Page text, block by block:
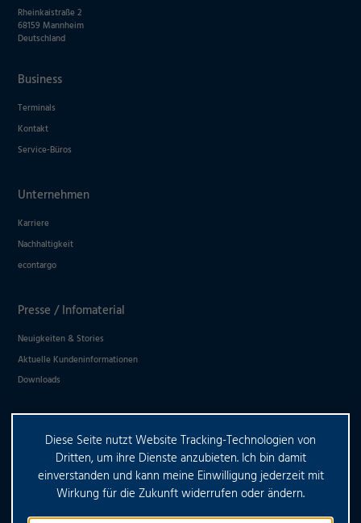
Rheinkaistraße 2
68159 Mannheim
Deutschland
Business
Terminals
Kontakt
Service-Büros
Unternehmen
Karriere
Nachhaltigkeit
econtargo
Presse / Infomaterial
Neuigkeiten & Stories
Aktuelle Kundeninformationen
Downloads
HABEN SIE WEITERE FRAGEN?
KONTAKTIEREN SIE UNS
Diese Seite nutzt Website Tracking-Technologien von
Dritten, um ihre Dienste anzubieten. Ich bin damit
einverstanden und kann meine Einwilligung jederzeit mit
Wirkung für die Zukunft widerrufen oder ändern.
Cookie Informationen anzeigen